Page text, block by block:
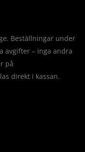
Beställningar under
avgifter – inga andra
på
direkt i kassan.